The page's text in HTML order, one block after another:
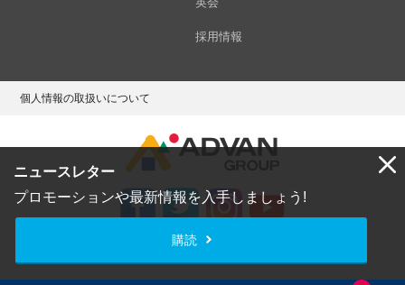
ニュースレター
プロモーションや最新情報を入手しましょう!
購読
採用情報
個人情報の取扱いについて